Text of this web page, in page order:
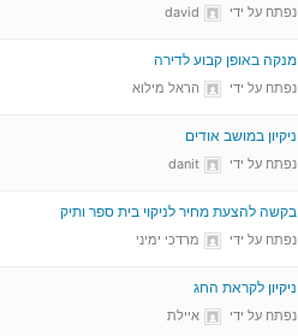
נפתח על ידי david
מנקה באופן קבוע לדירה
נפתח על ידי הראל מילוא
ניקיון במושב אודים
נפתח על ידי danit
בקשה להצעת מחיר לניקוי בית ספר ותיק
נפתח על ידי מרדכי ימיני
ניקיון לקראת החג
נפתח על ידי איילת